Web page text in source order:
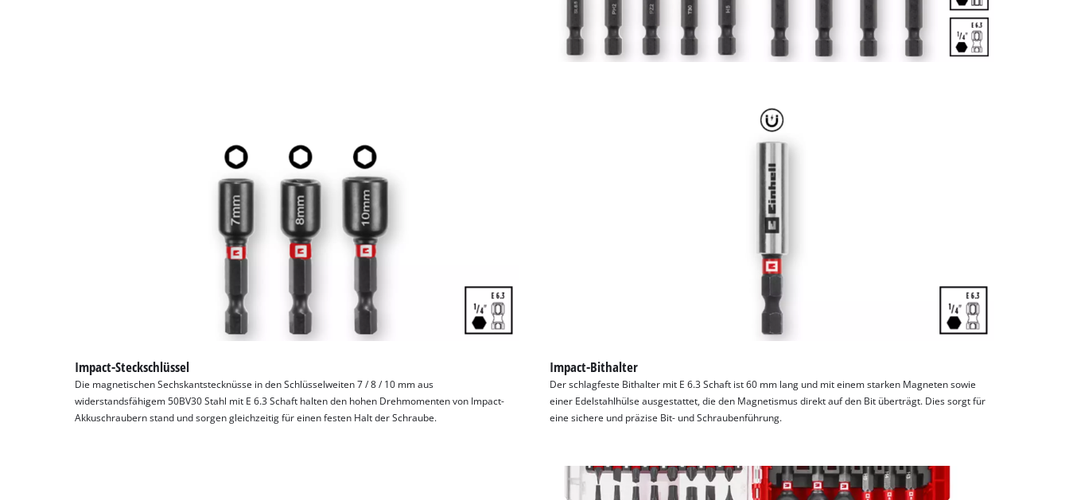
Management Platform
Impact-Steckschlüssel
Die magnetischen Sechskantstecknüsse in den Schlüsselweiten 7 / 8 / 10 mm aus
widerstandsfähigem 50BV30 Stahl mit E 6.3 Schaft halten den hohen Drehmomenten von Impact-
Akkuschraubern stand und sorgen gleichzeitig für einen festen Halt der Schraube.
Impact-Bithalter
Der schlagfeste Bithalter mit E 6.3 Schaft ist 60 mm lang und mit einem starken Magneten sowie
einer Edelstahlhülse ausgestattet, die den Magnetismus direkt auf den Bit überträgt. Dies sorgt für
eine sichere und präzise Bit- und Schraubenführung.